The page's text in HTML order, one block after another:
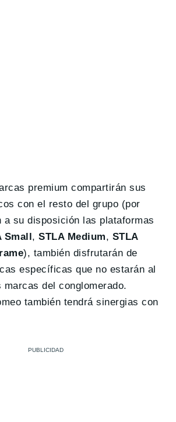
premium compartirán sus
con el resto del grupo (por
a su disposición las plataformas
Small, STLA Medium, STLA
), también disfrutarán de
específicas que no estarán al
del conglomerado.
también tendrá sinergias con